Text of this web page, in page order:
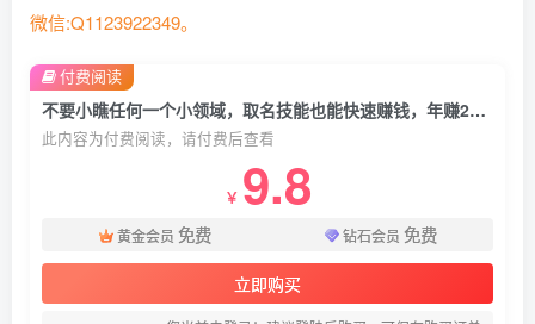
微信:Q1123922349。
不要小瞧任何一个小领域，取名技能也能快速赚钱，年赚2000W+利润
此内容为付费阅读，请付费后查看
￥ 9.8
黄金会员 免费 钻石会员 免费
立即购买
付费阅读